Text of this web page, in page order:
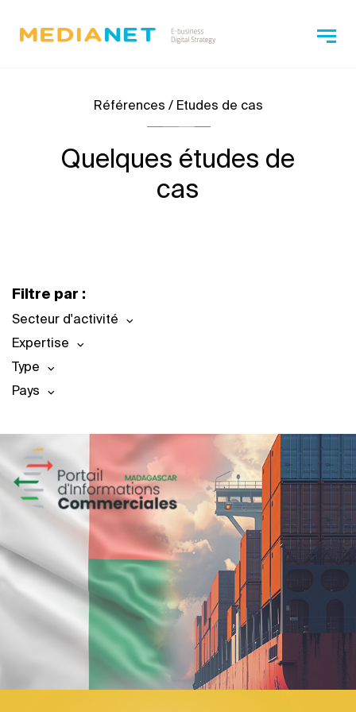
Références / Etudes de cas
Quelques études de
cas
Filtre par :
Secteur d'activité
Expertise
Type
Pays